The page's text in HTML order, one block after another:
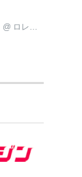
@ ロレンス編集部